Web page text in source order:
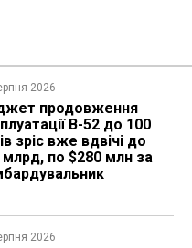
2026
продовження
B-52 до 100
зріс вже вдвічі до
млрд, по $280 млн за
2026